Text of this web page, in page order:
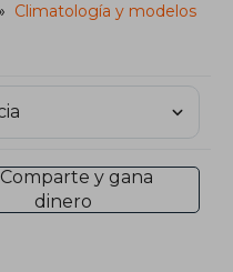
Climatología y modelos
Comparte y gana
dinero